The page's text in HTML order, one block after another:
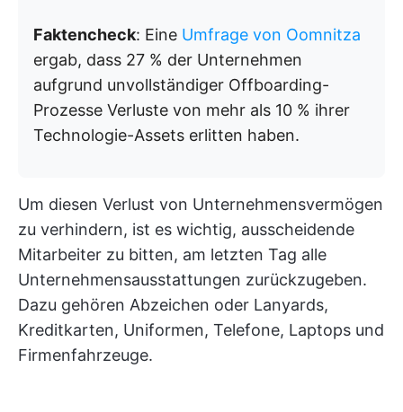
Faktencheck: Eine Umfrage von Oomnitza
ergab, dass 27 % der Unternehmen
aufgrund unvollständiger Offboarding-
Prozesse Verluste von mehr als 10 % ihrer
Technologie-Assets erlitten haben.
Um diesen Verlust von Unternehmensvermögen
zu verhindern, ist es wichtig, ausscheidende
Mitarbeiter zu bitten, am letzten Tag alle
Unternehmensausstattungen zurückzugeben.
Dazu gehören Abzeichen oder Lanyards,
Kreditkarten, Uniformen, Telefone, Laptops und
Firmenfahrzeuge.